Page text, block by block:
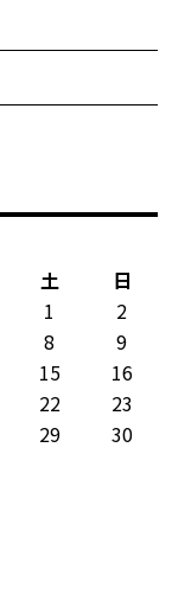
土
日
1
2
8
9
15
16
22
23
29
30